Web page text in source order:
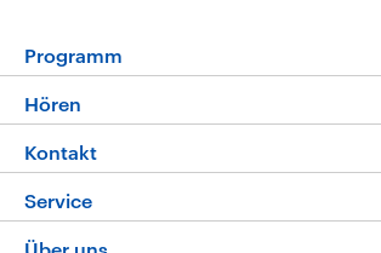
Programm
Programm
Die Nachrichten
Nachrichtenleicht
Hören
Livestream
Podcasts
Kontakt
Hörerservice
Service
FAQ